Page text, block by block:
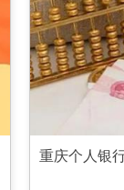
重庆个人银